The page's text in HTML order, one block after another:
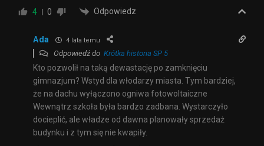
4 0 Odpowiedz
Ada 4 lata temu
Odpowiedź do Krótka historia SP 5
Kto pozwolił na taką dewastację po zamknięciu
gimnazjum? Wstyd dla włodarzy miasta. Tym bardziej,
że na dachu wyłączono ogniwa fotowoltaiczne
Wewnątrz szkoła była bardzo zadbana. Wystarczyło
docieplić, ale władze od dawna planowały sprzedaż
budynku i z tym się nie kwapiły.